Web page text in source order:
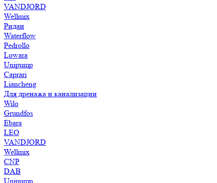
VANDJORD
Wellmix
Ридан
Waterflow
Pedrollo
Lowara
Unipump
Caprari
Liancheng
Для дренажа и канализации
Wilo
Grundfos
Ebara
LEO
VANDJORD
Wellmix
CNP
DAB
Unipump